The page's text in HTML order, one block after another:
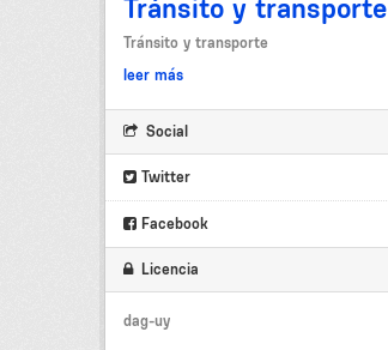
Tránsito y transporte
Tránsito y transporte
leer más
Social
Twitter
Facebook
Licencia
dag-uy